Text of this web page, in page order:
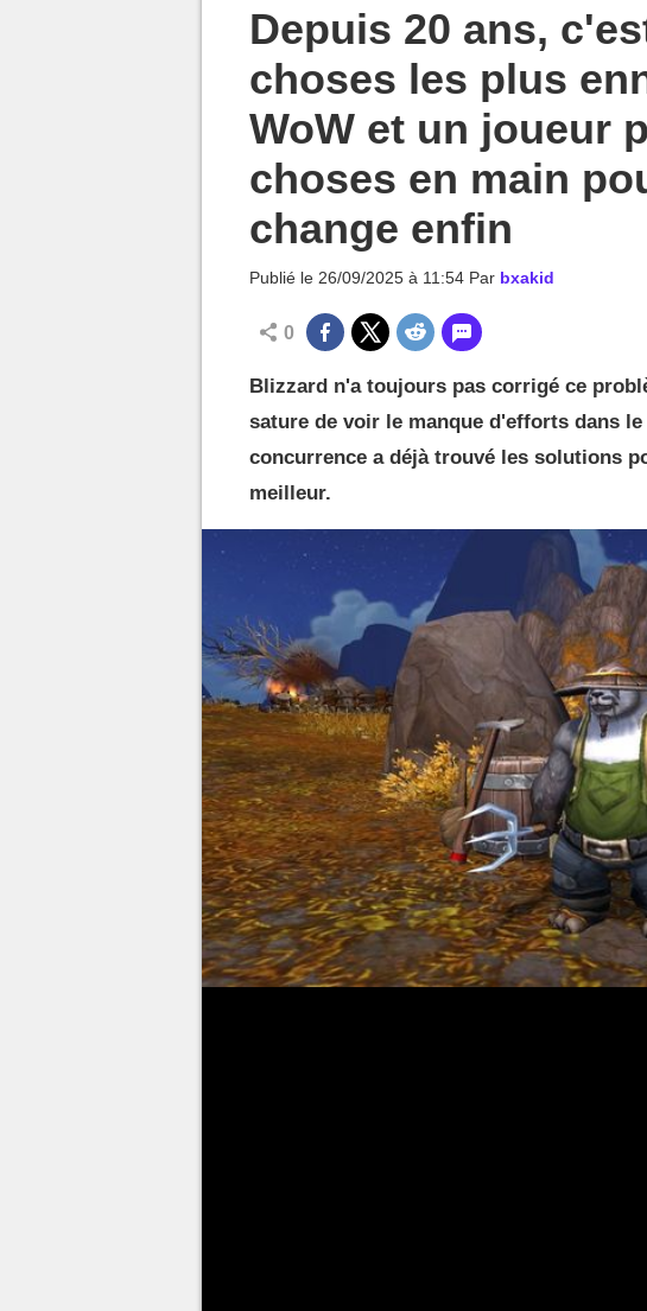
Depuis 20 ans,
choses les plus
WoW et un joueur
choses en main
change enfin
Publié le 26/09/2025 à 11:54 Par bxakid
0
Blizzard n'a toujours pas corrigé ce
sature de voir le manque d'efforts dans
concurrence a déjà trouvé les solutions
meilleur.